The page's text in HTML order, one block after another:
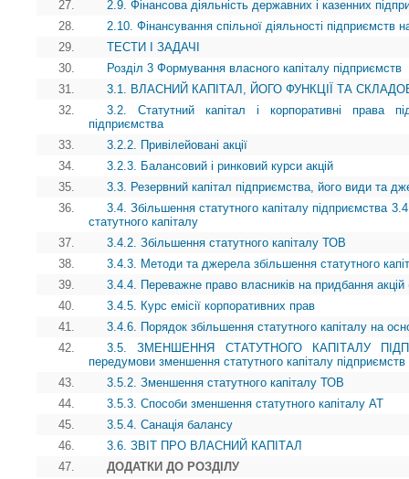
27.
2.9. Фінансова діяльність державних і казенних
28.
2.10. Фінансування спільної діяльності підприємств
29.
ТЕСТИ І ЗАДАЧІ
30.
Розділ 3 Формування власного капіталу підприємств
31.
3.1. ВЛАСНИЙ КАПІТАЛ, ЙОГО ФУНКЦІЇ ТА
32.
3.2. Статутний капітал і корпоративні права
підприємства
33.
3.2.2. Привілейовані акції
34.
3.2.3. Балансовий і ринковий курси акцій
35.
3.3. Резервний капітал підприємства, його види та
36.
3.4. Збільшення статутного капіталу підприємства
статутного капіталу
37.
3.4.2. Збільшення статутного капіталу ТОВ
38.
3.4.3. Методи та джерела збільшення статутного
39.
3.4.4. Переважне право власників на придбання акцій
40.
3.4.5. Курс емісії корпоративних прав
41.
3.4.6. Порядок збільшення статутного капіталу на
42.
3.5. ЗМЕНШЕННЯ СТАТУТНОГО КАПІТАЛУ
передумови зменшення статутного капіталу підприємств
43.
3.5.2. Зменшення статутного капіталу ТОВ
44.
3.5.3. Способи зменшення статутного капіталу АТ
45.
3.5.4. Санація балансу
46.
3.6. ЗВІТ ПРО ВЛАСНИЙ КАПІТАЛ
47.
ДОДАТКИ ДО РОЗДІЛУ